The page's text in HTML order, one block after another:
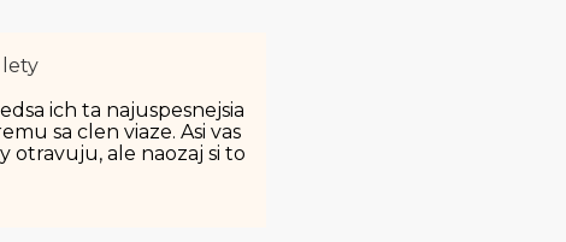
lety
ich ta najuspesnejsia
sa clen viaze. Asi vas
otravuju, ale naozaj si to